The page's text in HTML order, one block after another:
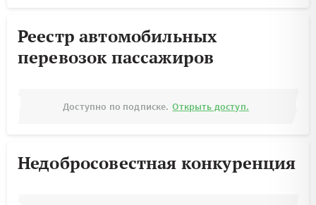
Реестр автомобильных
перевозок пассажиров
Доступно по подписке. Открыть доступ.
Недобросовестная конкуренция